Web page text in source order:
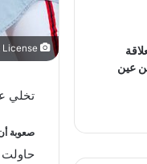
تخلي
صعوبة
حاولت
عين